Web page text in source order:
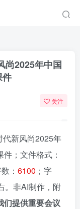
尚2025年中国
件
关注
新风尚2025年
；文件格式：
： 6100 ；字
。非AI制作，附
们提供重要会议